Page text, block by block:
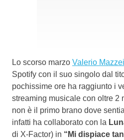
Lo scorso marzo Valerio Mazzei
Spotify con il suo singolo dal
pochissime ore ha raggiunto i
streaming musicale con oltre 2
non è il primo brano dove
infatti ha collaborato con la
di X-Factor) in “Mi dispiace